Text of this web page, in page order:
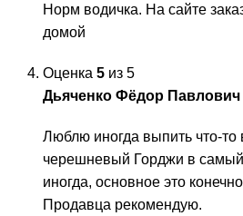
Норм водичка. На сайте
домой
Оценка 5 из 5
Дьяченко Фёдор Павлович
Люблю иногда выпить что-то
черешневый Горджи в самый
иногда, основное это
Продавца рекомендую.